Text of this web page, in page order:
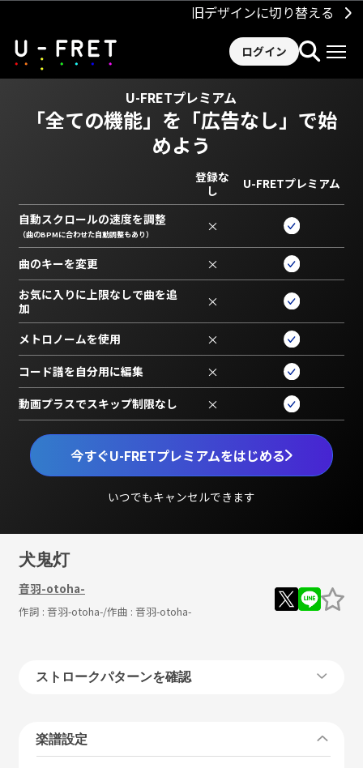
旧デザインに切り替える
ログイン
U-FRETプレミアム
「全ての機能」を 「広告なし」で始
めよう
今すぐU-FRETプレミアムをはじめる
いつでもキャンセルできます
登録な
し
U-FRETプレミアム
自動スクロールの速度を調整
（曲のBPMに合わせた自動調整もあり） ×
曲のキーを変更 ×
お気に入りに上限なしで曲を追
加
×
メトロノームを使用 ×
コード譜を自分用に編集 ×
動画プラスでスキップ制限なし ×
犬鬼灯
音羽-otoha-
作詞 : 音羽-otoha-/作曲 : 音羽-otoha-
ストロークパターンを確認
楽譜設定